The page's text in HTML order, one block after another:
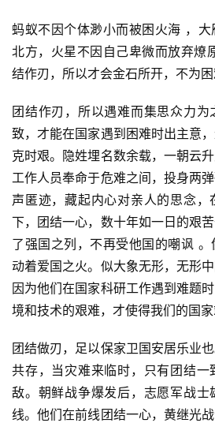
蚂蚁不因个体渺小而被困火海 ，
北方，火星不因自己卑微而放弃燎
结作刃，所以才会金石所开，不为困
团结作刃，所以遇难而集思众力
致，才能在国家遇到困难时出主意
克时艰。隐姓埋名数余载，一朝云
工作人员奉命于危难之间，投身两
声匿迹，藏起内心对亲人的思念，
下，团结一心，数十年如一日的艰
了强国之列，不再受他国的嘲讽
动着爱国之火。似大象无形，无形
因为他们在国家科研工作遇到难题
境和技术的艰难，才使得我们的国
团结做刃，足以保家卫国安居乐业
共存，当灾难来临时，只有团结一
敌。朝鲜战争爆发后，志愿军战士
线。他们在前线团结一心，黄继光